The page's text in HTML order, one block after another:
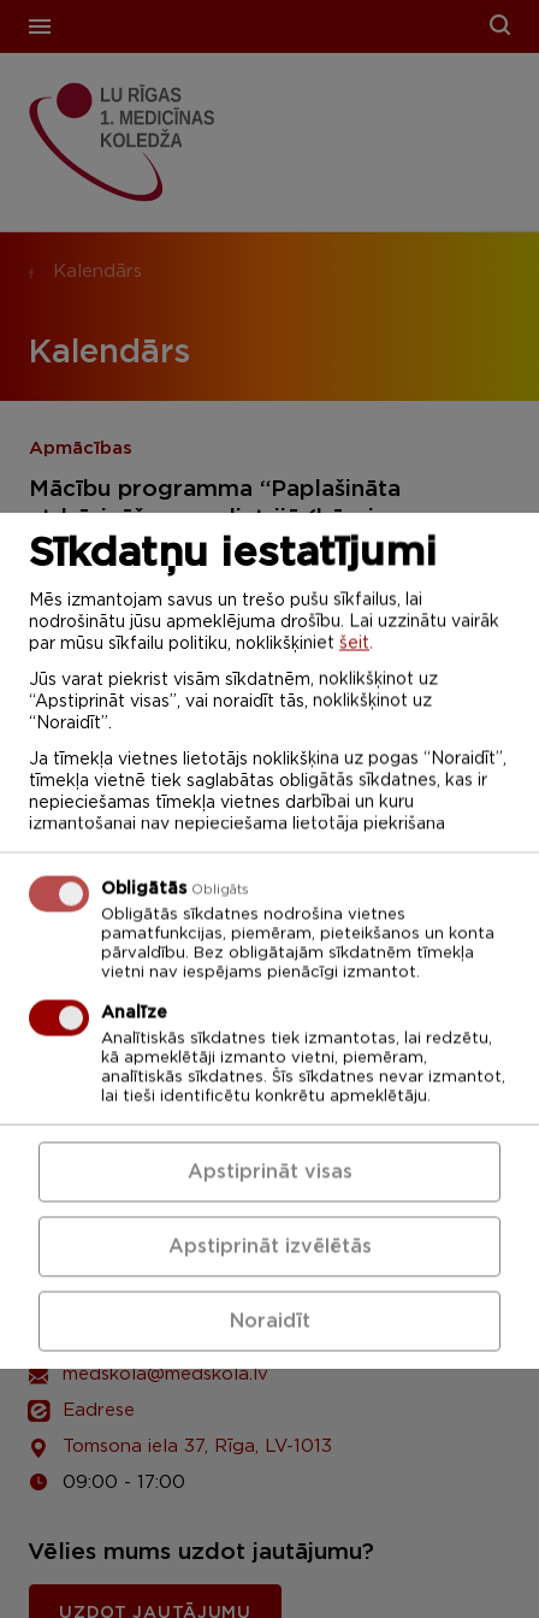
Kalendārs
Kalendārs
Apmācības
Mācību programma “Paplašināta
atdzīvināšana pediatrijā (bērni un
jaundzimušie): pirmsslimnīcas un slimnīcas
etaps (PALS)”
Datums un laiks
17.janvāris, 2026
09:00-16:10
Vieta
Tomsona iela 37, Rīga
LU Rīgas 1. medicīnas koledža
medskola@medskola.lv
Eadrese
Tomsona iela 37, Rīga, LV-1013
09:00 - 17:00
Vēlies mums uzdot jautājumu?
UZDOT JAUTĀJUMU
Sīkdatņu iestatījumi
Mēs izmantojam savus un trešo pušu sīkfailus, lai
nodrošinātu jūsu apmeklējuma drošību. Lai uzzinātu vairāk
par mūsu sīkfailu politiku, noklikšķiniet šeit.
Jūs varat piekrist visām sīkdatnēm, noklikšķinot uz
“Apstiprināt visas”, vai noraidīt tās, noklikšķinot uz
“Noraidīt”.
Ja tīmekļa vietnes lietotājs noklikšķina uz pogas “Noraidīt”,
tīmekļa vietnē tiek saglabātas obligātās sīkdatnes, kas ir
nepieciešamas tīmekļa vietnes darbībai un kuru
izmantošanai nav nepieciešama lietotāja piekrišana
Obligātās Obligāts
Obligātās sīkdatnes nodrošina vietnes
pamatfunkcijas, piemēram, pieteikšanos un konta
pārvaldību. Bez obligātajām sīkdatnēm tīmekļa
vietni nav iespējams pienācīgi izmantot.
Analīze
Analītiskās sīkdatnes tiek izmantotas, lai redzētu,
kā apmeklētāji izmanto vietni, piemēram,
analītiskās sīkdatnes. Šīs sīkdatnes nevar izmantot,
lai tieši identificētu konkrētu apmeklētāju.
Noraidīt
Apstiprināt izvēlētās
Apstiprināt visas